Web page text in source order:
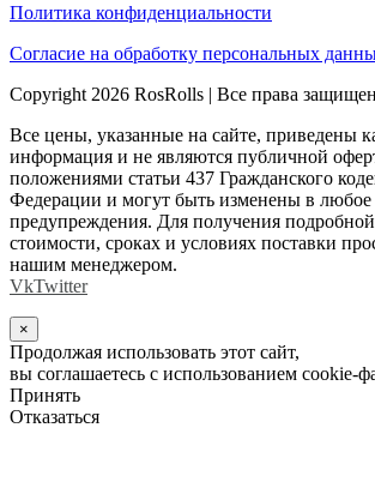
Политика конфиденциальности
Согласие на обработку персональных
Copyright 2026 RosRolls | Все права
Все цены, указанные на сайте, приведены
информация и не являются публичной
положениями статьи 437 Гражданского
Федерации и могут быть изменены в любое
предупреждения. Для получения
стоимости, сроках и условиях поставки
нашим менеджером.
VkTwitter
×
Продолжая использовать этот сайт,
вы соглашаетесь с использованием cookie-
Принять
Отказаться